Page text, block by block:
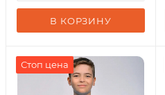
В КОРЗИНУ
Стоп цена